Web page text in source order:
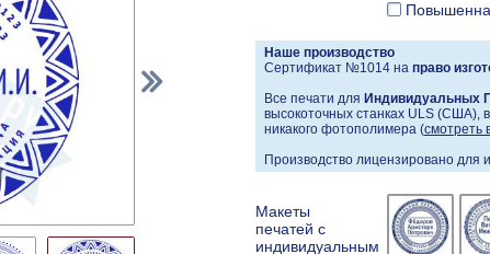
Наше производство
Сертификат №1014 на право
Все печати для Индивидуальных
высокоточных станках ULS (США),
никакого фотополимера (смотреть
Производство лицензировано для
Макеты
печатей с
индивидуальным